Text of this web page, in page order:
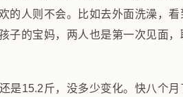
的人则不会。比如去外面洗澡，
子的宝妈，两人也是第一次见面，
是15.2斤，没多少变化。快八个